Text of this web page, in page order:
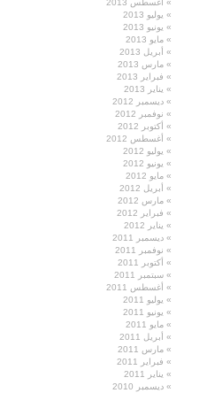
أغسطس 2013
يوليو 2013
يونيو 2013
مايو 2013
أبريل 2013
مارس 2013
فبراير 2013
يناير 2013
ديسمبر 2012
نوفمبر 2012
أكتوبر 2012
أغسطس 2012
يوليو 2012
يونيو 2012
مايو 2012
أبريل 2012
مارس 2012
فبراير 2012
يناير 2012
ديسمبر 2011
نوفمبر 2011
أكتوبر 2011
سبتمبر 2011
أغسطس 2011
يوليو 2011
يونيو 2011
مايو 2011
أبريل 2011
مارس 2011
فبراير 2011
يناير 2011
ديسمبر 2010